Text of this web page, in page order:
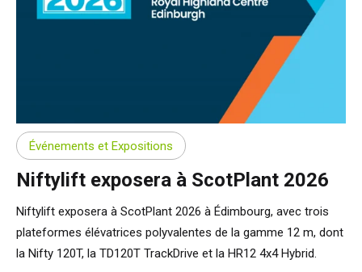
Événements et Expositions
Niftylift exposera à ScotPlant 2026
Niftylift exposera à ScotPlant 2026 à Édimbourg, avec trois
plateformes élévatrices polyvalentes de la gamme 12 m, dont
la Nifty 120T, la TD120T TrackDrive et la HR12 4x4 Hybrid.